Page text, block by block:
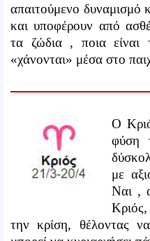
απαιτούμενο δυναμισμό
και υποφέρουν από
τα ζώδια , ποια είναι
«χάνονται» μέσα στο
Ο
φύση
με
Ναι ,
Κριός,
την κρίση, θέλοντας